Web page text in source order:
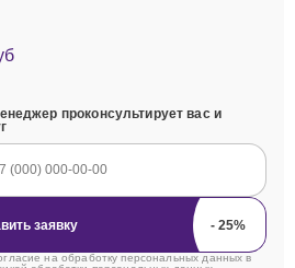
проконсультирует вас и
Отправить заявку
на обработку персональных данных в